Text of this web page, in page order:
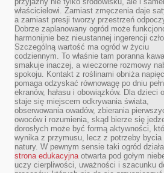
właścicielowi. Zamiast zmęczenia daje
a zamiast presji tworzy przestrzeń
Dobrze zaplanowany ogród może
harmonijnie bez nieustannej ingerencji
Szczególną wartość ma ogród w życiu
codziennym. To właśnie tam poranna kawa
smakuje inaczej, a wieczorne rozmowy
spokoju. Kontakt z roślinami obniża
pomaga odzyskać równowagę po dniu
ekranów, hałasu i obowiązków. Dla dzieci
staje się miejscem odkrywania świata,
obserwowania owadów, zbierania
owoców i rozumienia, skąd bierze się
dorosłych może być formą aktywności,
wynika z przymusu, lecz z potrzeby bycia
natury. W pewnym sensie taki ogród
strona edukacyjnaotwarta pod gołym
uczy cierpliwości, uważności i szacunku